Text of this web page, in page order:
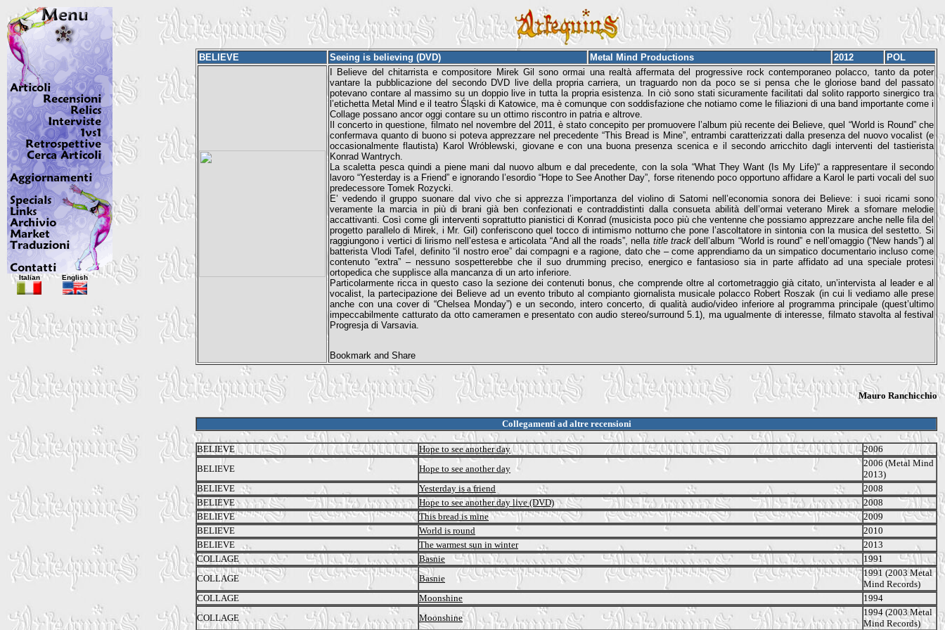
BELIEVE Seeing is believing (DVD) Metal Mind Productions 2012
POL
I Believe del chitarrista e compositore Mirek Gil sono ormai una realtà affermata del progressive rock contemporaneo polacco, tanto da poter
vantare la pubblicazione del secondo DVD live della propria carriera, un traguardo non da poco se si pensa che le gloriose band del passato
potevano contare al massimo su un doppio live in tutta la propria esistenza. In ciò sono stati sicuramente facilitati dal solito rapporto sinergico tra
l’etichetta Metal Mind e il teatro Śląski di Katowice, ma è comunque con soddisfazione che notiamo come le filiazioni di una band importante come i
Collage possano ancor oggi contare su un ottimo riscontro in patria e altrove.
Il concerto in questione, filmato nel novembre del 2011, è stato concepito per promuovere l’album più recente dei Believe, quel “World is Round” che
confermava quanto di buono si poteva apprezzare nel precedente “This Bread is Mine”, entrambi caratterizzati dalla presenza del nuovo vocalist (e
occasionalmente flautista) Karol Wróblewski, giovane e con una buona presenza scenica e il secondo arricchito dagli interventi del tastierista
Konrad Wantrych.
La scaletta pesca quindi a piene mani dal nuovo album e dal precedente, con la sola “What They Want (Is My Life)“ a rappresentare il secondo
lavoro “Yesterday is a Friend” e ignorando l’esordio “Hope to See Another Day”, forse ritenendo poco opportuno affidare a Karol le parti vocali del suo
predecessore Tomek Rozycki.
E’ vedendo il gruppo suonare dal vivo che si apprezza l’importanza del violino di Satomi nell’economia sonora dei Believe: i suoi ricami sono
veramente la marcia in più di brani già ben confezionati e contraddistinti dalla consueta abilità dell’ormai veterano Mirek a sfornare melodie
accattivanti. Così come gli interventi soprattutto pianistici di Konrad (musicista poco più che ventenne che possiamo apprezzare anche nelle fila del
progetto parallelo di Mirek, i Mr. Gil) conferiscono quel tocco di intimismo notturno che pone l’ascoltatore in sintonia con la musica del sestetto. Si
raggiungono i vertici di lirismo nell’estesa e articolata “And all the roads”, nella title trackdell’album “World is round” e nell’omaggio (“New hands”) al
batterista Vlodi Tafel, definito “il nostro eroe” dai compagni e a ragione, dato che – come apprendiamo da un simpatico documentario incluso come
contenuto “extra” – nessuno sospetterebbe che il suo drumming preciso, energico e fantasioso sia in parte affidato ad una speciale protesi
ortopedica che supplisce alla mancanza di un arto inferiore.
Particolarmente ricca in questo caso la sezione dei contenuti bonus, che comprende oltre al cortometraggio già citato, un’intervista al leader e al
vocalist, la partecipazione dei Believe ad un evento tributo al compianto giornalista musicale polacco Robert Roszak (in cui li vediamo alle prese
anche con una cover di “Chelsea Monday”) e un secondo, intero concerto, di qualità audio/video inferiore al programma principale (quest’ultimo
impeccabilmente catturato da otto cameramen e presentato con audio stereo/surround 5.1), ma ugualmente di interesse, filmato stavolta al festival
Progresja di Varsavia.
Mauro Ranchicchio
Collegamenti ad altre recensioni
BELIEVE Hope to see another day
2006
BELIEVE
Hope to see another day
2006 (Metal Mind
2013)
BELIEVE
Yesterday is a friend
2008
BELIEVE
Hope to see another day live (DVD)
2008
BELIEVE
This bread is mine
2009
BELIEVE
World is round
2010
BELIEVE
The warmest sun in winter
2013
COLLAGE
Basnie
1991
COLLAGE
Basnie
1991 (2003 Metal
Mind Records)
COLLAGE
Moonshine
1994
COLLAGE
Moonshine
1994 (2003 Metal
Mind Records)
Italian English